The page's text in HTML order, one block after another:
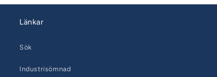
Länkar
Sök
Industrisömnad